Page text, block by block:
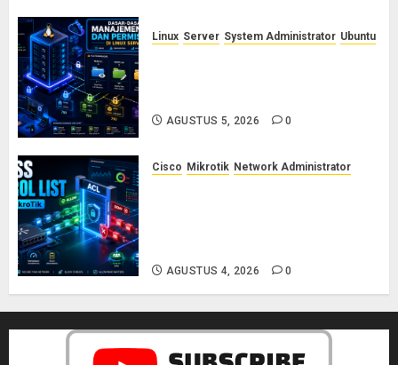
Linux Server System Administrator Ubuntu
AGUSTUS 5, 2026 0
Cisco Mikrotik Network Administrator
AGUSTUS 4, 2026 0